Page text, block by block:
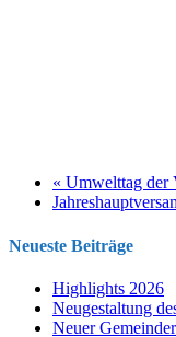
« Umwelttag der
Neueste Beiträge
Highlights 2026
Neugestaltung
Neuer